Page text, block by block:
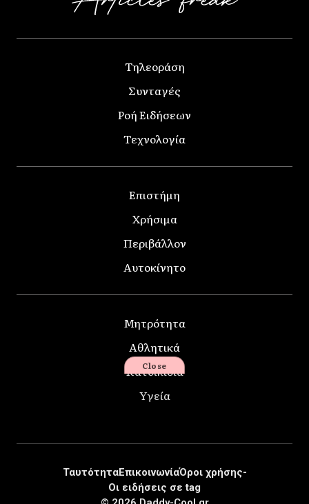
Τηλεοράση
Συνταγές
Ροή Ειδήσεων
Τεχνολογία
Επιστήμη
Χρήσιμα
Περιβάλλον
Αυτοκίνητο
Μητρότητα
Αθλητικά
Κατοικίδια
Υγεία
ΤαυτότηταΕπικοινωνίαΌροι χρήσης-
Οι ειδήσεις σε tag
Close